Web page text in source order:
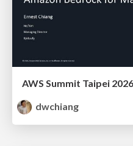
dwchiang